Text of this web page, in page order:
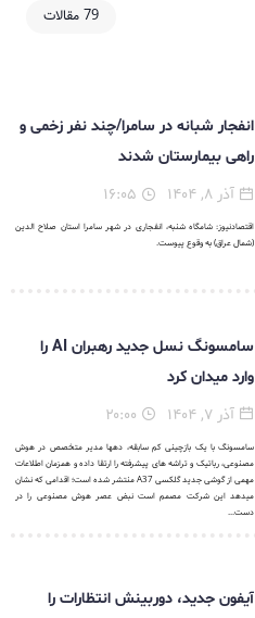
79 مقالات
انفجار شبانه در سامرا/چند نفر زخمی و
راهی بیمارستان شدند
آذر ۸, ۱۴۰۴
اقتصادنیوز: شامگاه شنبه، انفجاری در شهر سامرا استان صلاح الدین
(شمال عراق) به وقوع پیوست.
سامسونگ نسل جدید رهبران AI را
وارد میدان کرد
آذر ۷, ۱۴۰۴
سامسونگ با یک بازچینی کم سابقه، دهها مدیر متخصص در هوش
مصنوعی، رباتیک و تراشه های پیشرفته را ارتقا داده و همزمان اطلاعات
مهمی از گوشی جدید گلکسی A37 منتشر شده است؛ اقدامی که نشان
میدهد این شرکت مصمم است نبض عصر هوش مصنوعی را در
دست...
آیفون جدید، دوربینش انتظارات را